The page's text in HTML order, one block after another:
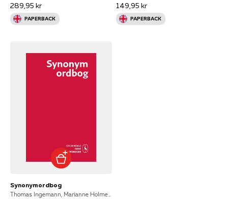
289,95 kr
PAPERBACK
149,95 kr
PAPERBACK
Synonymordbog